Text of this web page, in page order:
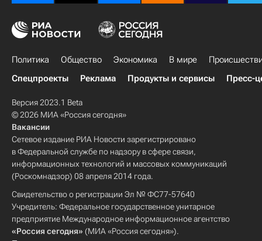
Политика Общество Экономика В мире
Спецпроекты
Реклама Продукты и сервисы Пресс-
Версия 2023.1 Beta
© 2026 МИА «Россия сегодня»
Вакансии
Сетевое издание РИА Новости зарегистрировано
в Федеральной службе по надзору в сфере связи,
информационных технологий и массовых коммуникаций
(Роскомнадзор) 08 апреля 2014 года.
Свидетельство о регистрации Эл № ФС77-57640
Учредитель: Федеральное государственное унитарное
предприятие Международное информационное агентство
«Россия сегодня» (МИА «Россия сегодня»).